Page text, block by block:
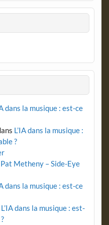
dans la musique : est-ce
L’IA dans la musique :
?
Pat Metheny – Side-Eye
dans la musique : est-ce
L’IA dans la musique : est-